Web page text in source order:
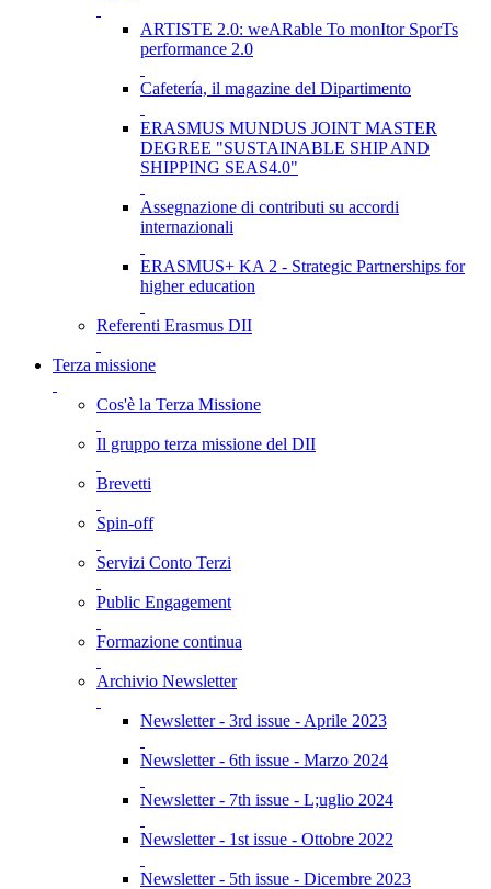
ARTISTE 2.0: weARable To monItor SporTs
performance 2.0
Cafetería, il magazine del Dipartimento
ERASMUS MUNDUS JOINT MASTER
DEGREE "SUSTAINABLE SHIP AND
SHIPPING SEAS4.0"
Assegnazione di contributi su accordi
internazionali
ERASMUS+ KA 2 - Strategic Partnerships for
higher education
Referenti Erasmus DII
Terza missione
Cos'è la Terza Missione
Il gruppo terza missione del DII
Brevetti
Spin-off
Servizi Conto Terzi
Public Engagement
Formazione continua
Archivio Newsletter
Newsletter - 3rd issue - Aprile 2023
Newsletter - 6th issue - Marzo 2024
Newsletter - 7th issue - L;uglio 2024
Newsletter - 1st issue - Ottobre 2022
Newsletter - 5th issue - Dicembre 2023